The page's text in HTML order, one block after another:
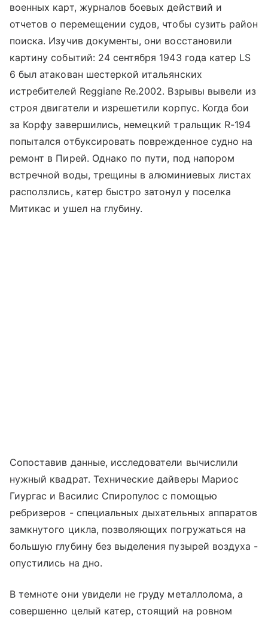
военных карт, журналов боевых действий и
отчетов о перемещении судов, чтобы сузить район
поиска. Изучив документы, они восстановили
картину событий: 24 сентября 1943 года катер LS
6 был атакован шестеркой итальянских
истребителей Reggiane Re.2002. Взрывы вывели из
строя двигатели и изрешетили корпус. Когда бои
за Корфу завершились, немецкий тральщик R-194
попытался отбуксировать поврежденное судно на
ремонт в Пирей. Однако по пути, под напором
встречной воды, трещины в алюминиевых листах
расползлись, катер быстро затонул у поселка
Митикас и ушел на глубину.
Сопоставив данные, исследователи вычислили
нужный квадрат. Технические дайверы Мариос
Гиургас и Василис Спиропулос с помощью
ребризеров - специальных дыхательных аппаратов
замкнутого цикла, позволяющих погружаться на
большую глубину без выделения пузырей воздуха -
опустились на дно.
В темноте они увидели не груду металлолома, а
совершенно целый катер, стоящий на ровном